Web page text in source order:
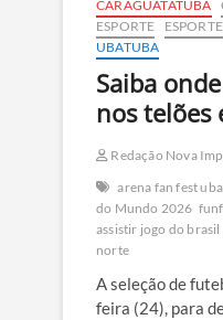
CARAGUATATUBA
ESPORTE
ESPORTE
UBATUBA
Saiba
nos telões
Redação Nova
arena fan fest
do Mundo 2026
assistir jogo do brasil
norte
A seleção de
feira (24), para